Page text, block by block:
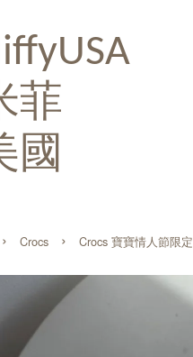
› Crocs › Crocs 寶寶情人節限定